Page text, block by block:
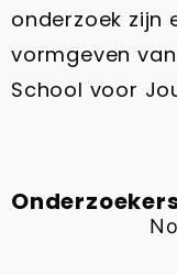
onderzoek zijn
vormgeven
School voor